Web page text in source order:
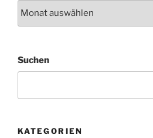
Suchen
KATEGORIEN